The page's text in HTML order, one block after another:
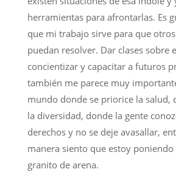
herramientas para afrontarlas. Es
que mi trabajo sirve para que
puedan resolver. Dar clases sobre
concientizar y capacitar a futuros
también me parece muy
mundo donde se priorice la salud,
la diversidad, donde la gente
derechos y no se deje avasallar,
manera siento que estoy
granito de arena.